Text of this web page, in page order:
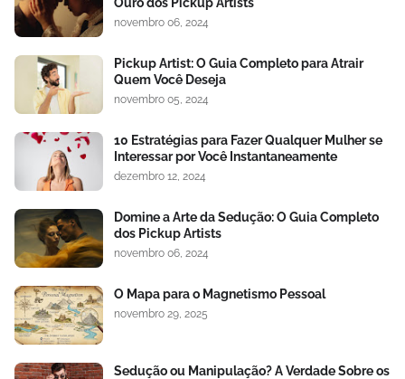
novembro 06, 2024
Pickup Artist: O Guia Completo para Atrair
Quem Você Deseja
novembro 05, 2024
10 Estratégias para Fazer Qualquer Mulher se
Interessar por Você Instantaneamente
dezembro 12, 2024
Domine a Arte da Sedução: O Guia Completo
dos Pickup Artists
novembro 06, 2024
O Mapa para o Magnetismo Pessoal
novembro 29, 2025
Sedução ou Manipulação? A Verdade Sobre os